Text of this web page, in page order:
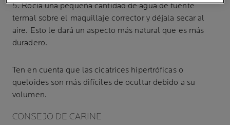
5. Rocía una pequeña cantidad de agua de fuente
termal sobre el maquillaje corrector y déjala secar al
aire. Esto le dará un aspecto más natural que es más
duradero.
Ten en cuenta que las cicatrices hipertróficas o
queloides son más difíciles de ocultar debido a su
volumen.
CONSEJO DE CARINE